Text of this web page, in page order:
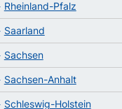
Rheinland-Pfalz
Saarland
Sachsen
Sachsen-Anhalt
Schleswig-Holstein